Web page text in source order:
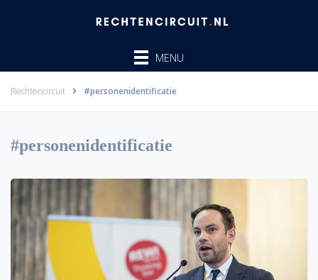
MENU
Rechtencircuit #personenidentificatie
#personenidentificatie